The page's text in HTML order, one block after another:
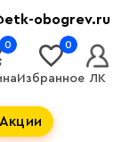
obogrev.ru
0
Избранное
0
ЛК